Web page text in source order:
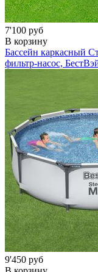
7'100 руб
В корзину
Бассейн каркасный
фильтр-насос,
9'450 руб